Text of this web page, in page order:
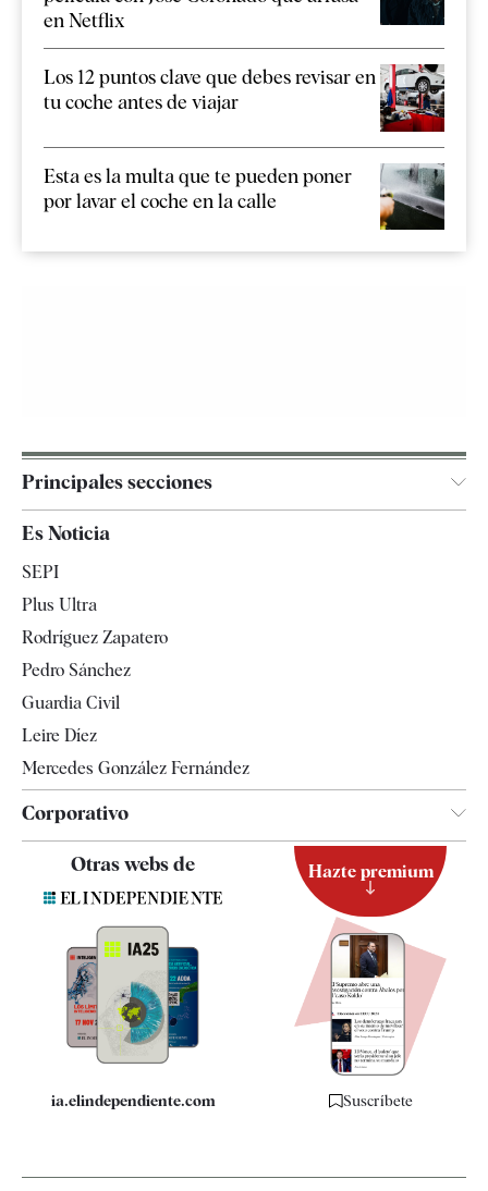
en Netflix
Los 12 puntos clave que debes revisar en
tu coche antes de viajar
Esta es la multa que te pueden poner
por lavar el coche en la calle
Principales secciones
España
Televisión
Es Noticia
SEPI
Plus Ultra
Rodríguez Zapatero
Pedro Sánchez
Guardia Civil
Leire Díez
Mercedes González Fernández
Corporativo
Contacto
Quiénes somos
Especificaciones
Otras webs de
ia.elindependiente.com
Hazte premium
Suscríbete